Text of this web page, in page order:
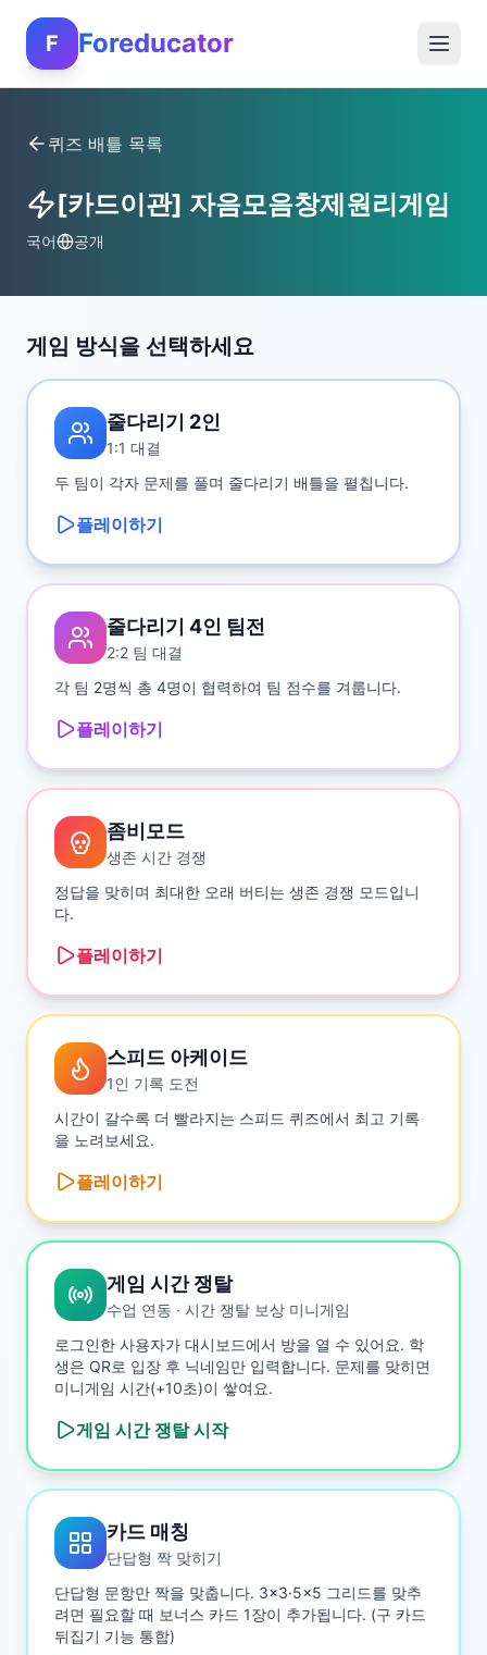
F Foreducator
퀴즈 배틀 목록
[카드이관] 자음모음창제원리게임
국어 공개
게임 방식을 선택하세요
줄다리기 2인
1:1 대결
두 팀이 각자 문제를 풀며 줄다리기 배틀을 펼칩니다.
플레이하기
줄다리기 4인 팀전
2:2 팀 대결
각 팀 2명씩 총 4명이 협력하여 팀 점수를 겨룹니다.
플레이하기
좀비모드
생존 시간 경쟁
정답을 맞히며 최대한 오래 버티는 생존 경쟁 모드입니
다.
플레이하기
스피드 아케이드
1인 기록 도전
시간이 갈수록 더 빨라지는 스피드 퀴즈에서 최고 기록
을 노려보세요.
플레이하기
게임 시간 쟁탈
수업 연동 · 시간 쟁탈 보상 미니게임
로그인한 사용자가 대시보드에서 방을 열 수 있어요. 학
생은 QR로 입장 후 닉네임만 입력합니다. 문제를 맞히면
미니게임 시간(+10초)이 쌓여요.
게임 시간 쟁탈시작
카드 매칭
단답형 짝 맞히기
단답형 문항만 짝을 맞춥니다. 3×3·5×5 그리드를 맞추
려면 필요할 때 보너스 카드 1장이 추가됩니다. (구 카드
뒤집기 기능 통합)